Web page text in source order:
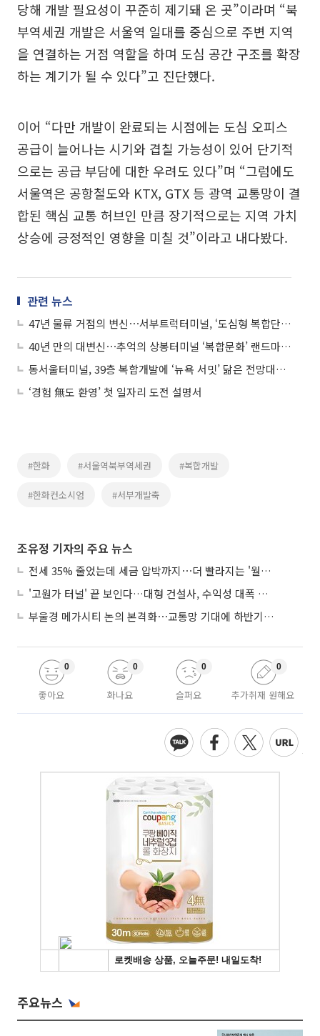
당해 개발 필요성이 꾸준히 제기돼 온 곳”이라며 “북
부역세권 개발은 서울역 일대를 중심으로 주변 지역
을 연결하는 거점 역할을 하며 도심 공간 구조를 확장
하는 계기가 될 수 있다”고 진단했다.
이어 “다만 개발이 완료되는 시점에는 도심 오피스
공급이 늘어나는 시기와 겹칠 가능성이 있어 단기적
으로는 공급 부담에 대한 우려도 있다”며 “그럼에도
서울역은 공항철도와 KTX, GTX 등 광역 교통망이 결
합된 핵심 교통 허브인 만큼 장기적으로는 지역 가치
상승에 긍정적인 영향을 미칠 것”이라고 내다봤다.
관련 뉴스
47년 물류 거점의 변신⋯서부트럭터미널, ‘도심형 복합단지’ 재편
40년 만의 대변신⋯추억의 상봉터미널 ‘복합문화’ 랜드마크로
동서울터미널, 39층 복합개발에 ‘뉴욕 서밋’ 닮은 전망대까지 환골탈태
‘경험 無도 환영’ 첫 일자리 도전 설명서
#한화 #서울역북부역세권 #복합개발
#한화컨소시엄 #서부개발축
조유정 기자의 주요 뉴스
전세 35% 줄었는데 세금 압박까지⋯더 빨라지는 '월세화'
'고원가 터널' 끝 보인다…대형 건설사, 수익성 대폭 개선
부울경 메가시티 논의 본격화⋯교통망 기대에 하반기 분양시장 '주목'
좋아요
0
화나요
0
슬퍼요
0
추가취재 원해요
0
주요뉴스